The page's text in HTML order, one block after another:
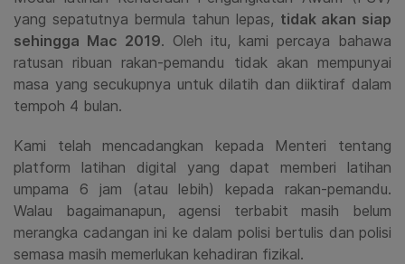
yang sepatutnya bermula tahun lepas, tidak akan siap
sehingga Mac 2019. Oleh itu, kami percaya bahawa
ratusan ribuan rakan-pemandu tidak akan mempunyai
masa yang secukupnya untuk dilatih dan diiktiraf dalam
tempoh 4 bulan.
Kami telah mencadangkan kepada Menteri tentang
platform latihan digital yang dapat memberi latihan
umpama 6 jam (atau lebih) kepada rakan-pemandu.
Walau bagaimanapun, agensi terbabit masih belum
merangka cadangan ini ke dalam polisi bertulis dan polisi
semasa masih memerlukan kehadiran fizikal.